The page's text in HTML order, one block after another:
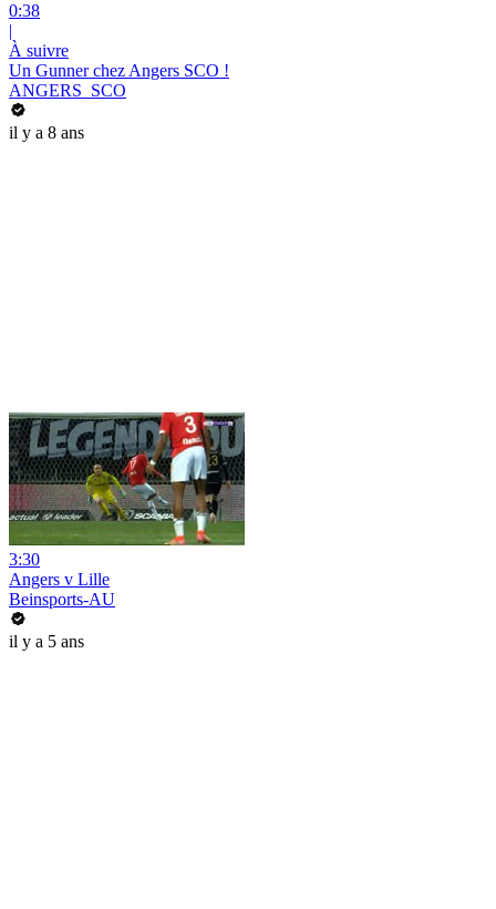
0:38
|
À suivre
Un Gunner chez Angers SCO !
ANGERS_SCO
il y a 8 ans
3:30
Angers v Lille
Beinsports-AU
il y a 5 ans